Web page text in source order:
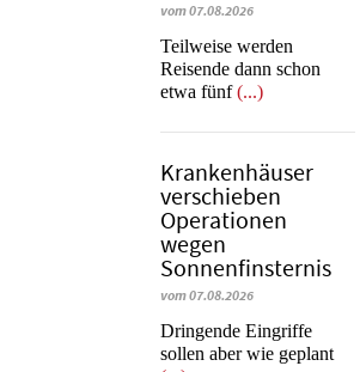
vom 07.08.2026
Teilweise werden
Reisende dann schon
etwa fünf(...)
Krankenhäuser
verschieben
Operationen
wegen
Sonnenfinsternis
vom 07.08.2026
Dringende Eingriffe
sollen aber wie geplant